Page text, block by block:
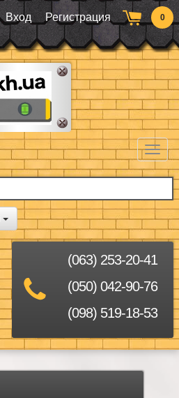
Вход Регистрация 0
(063) 253-20-41
(050) 042-90-76
(098) 519-18-53